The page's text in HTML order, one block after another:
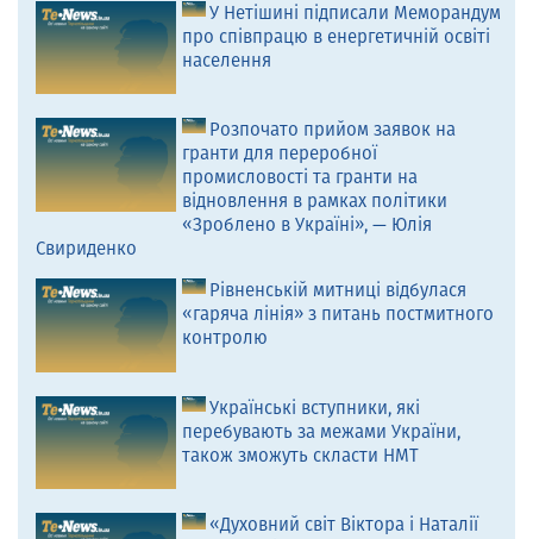
У Нетішині підписали Меморандум
про співпрацю в енергетичній освіті
населення
Розпочато прийом заявок на
гранти для переробної
промисловості та гранти на
відновлення в рамках політики
«Зроблено в Україні», — Юлія
Свириденко
Рівненській митниці відбулася
«гаряча лінія» з питань постмитного
контролю
Українські вступники, які
перебувають за межами України,
також зможуть скласти НМТ
«Духовний світ Віктора і Наталії